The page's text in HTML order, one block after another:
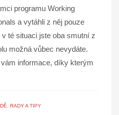
programu Working
a vytáhli z něj pouze
té situaci jste oba smutní z
možná vůbec nevydáte.
informace, díky kterým
, RADY A TIPY